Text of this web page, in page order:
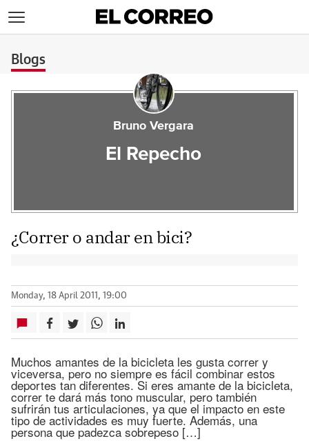
Blogs
Bruno Vergara
El Repecho
¿Correr o andar en bici?
Monday, 18 April 2011, 19:00
Muchos amantes de la bicicleta les gusta correr y
viceversa, pero no siempre es fácil combinar estos
deportes tan diferentes. Si eres amante de la bicicleta,
correr te dará más tono muscular, pero también
sufrirán tus articulaciones, ya que el impacto en este
tipo de actividades es muy fuerte. Además, una
persona que padezca sobrepeso […]